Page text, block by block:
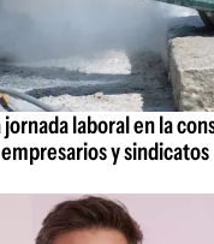
jornada laboral en la
y sindicatos